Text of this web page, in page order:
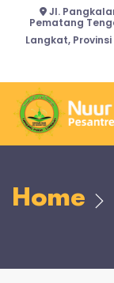
Jl.
Pematang
Langkat,
Home